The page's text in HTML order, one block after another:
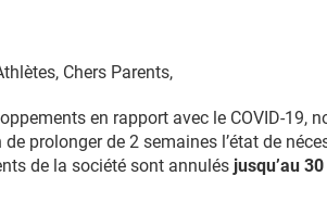
Chers Parents,
en rapport avec le COVID-19,
prolonger de 2 semaines l’état de
de la société sont annulés jusqu’au